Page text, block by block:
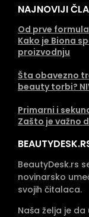
NAJNOVIJI
Od prve
Kako je Biona
proizvodnju
Šta obavezno
beauty torbi?
Primarni i
Zašto je važno
BeautyDesk.rs
novinarsko
svojih čitalaca.
Naša želja je